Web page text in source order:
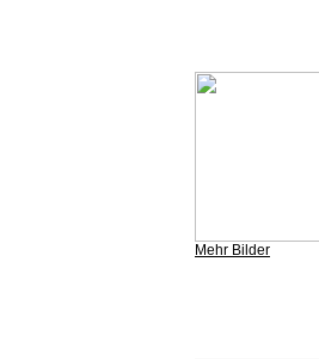
Mehr Bilder